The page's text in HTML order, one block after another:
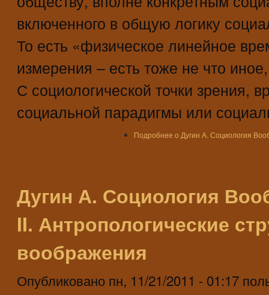
включенного в общую логику
То есть «физическое линейное
измерения – есть тоже не что
С социологической точки зрения,
социальной парадигмы или
Подробнее о Дугин А. Социология
Дугин А. Социология
II. Антропологические
воображения
Опубликовано пн, 11/21/2011 - 01:17